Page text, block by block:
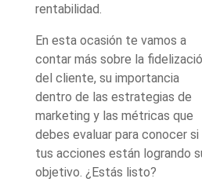
rentabilidad.
En esta ocasión te vamos a
contar más sobre la
del cliente, su importancia
dentro de las estrategias de
marketing y las métricas que
debes evaluar para conocer si
tus acciones están logrando
objetivo. ¿Estás listo?